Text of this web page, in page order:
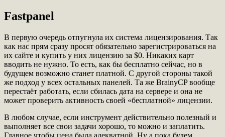
Fastpanel
В первую очередь отпугнула их система лицензирования. Так
как нас прям сразу просят обязательно зарегистрироваться на
их сайте и купить у них лицензию за $0. Никаких карт
вводить не нужно. То есть, как бы бесплатно сейчас, но в
будущем возможно станет платной. С другой стороны такой
же подход у всех остальных панелей. Та же BrainyCP вообще
перестаёт работать, если сбилась дата на сервере и она не
может проверить активность своей «бесплатной» лицензии.
В любом случае, если инструмент действительно полезный и
выполняет все свои задачи хорошо, то можно и заплатить.
Главное чтобы цена была адекватной. Ну а пока будем